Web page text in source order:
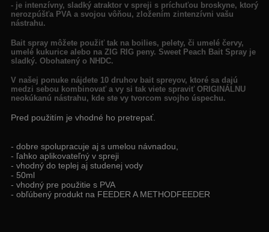
- je intenzívny, sladký atraktor v spreji s príchuťou broskyne, ktorý
nerozpúšťa PVA a svojou vôňou, zložením zintenzívni vašu
nástrahu.
Bait spray môžete použiť tak na boilies, pelety, či umelé červy,
umelé kukurice alebo na ZIG RIG peny. Sweet Peach Bait Spray je
sladký. Obohatený o NHDC.
V našej ponuke nájdete 10 druhov bait spreyov, ktoré sa dajú
medzi sebou kombinovať a vy si tak viete spraviť ORIGINÁLNU
neokúkanú nástrahu, kde ste vy tvorcom svojho úspechu.
Pred použitím je vhodné ho pretrepať.
- dobre spolupracuje aj s umelou návnadou,
- ľahko aplikovateľný v spreji
- vhodný do teplej aj studenej vody
- 50ml
- vhodný pre použitie s PVA
- obľúbený produkt na FEEDER A METHODFEEDER